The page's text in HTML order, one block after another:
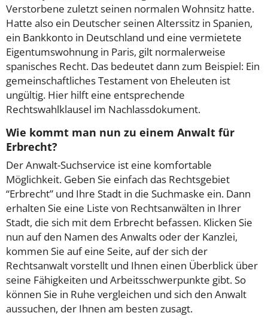
Verstorbene zuletzt seinen normalen Wohnsitz hatte.
Hatte also ein Deutscher seinen Alterssitz in Spanien,
ein Bankkonto in Deutschland und eine vermietete
Eigentumswohnung in Paris, gilt normalerweise
spanisches Recht. Das bedeutet dann zum Beispiel: Ein
gemeinschaftliches Testament von Eheleuten ist
ungültig. Hier hilft eine entsprechende
Rechtswahlklausel im Nachlassdokument.
Wie kommt man nun zu einem Anwalt für
Erbrecht?
Der Anwalt-Suchservice ist eine komfortable
Möglichkeit. Geben Sie einfach das Rechtsgebiet
“Erbrecht” und Ihre Stadt in die Suchmaske ein. Dann
erhalten Sie eine Liste von Rechtsanwälten in Ihrer
Stadt, die sich mit dem Erbrecht befassen. Klicken Sie
nun auf den Namen des Anwalts oder der Kanzlei,
kommen Sie auf eine Seite, auf der sich der
Rechtsanwalt vorstellt und Ihnen einen Überblick über
seine Fähigkeiten und Arbeitsschwerpunkte gibt. So
können Sie in Ruhe vergleichen und sich den Anwalt
aussuchen, der Ihnen am besten zusagt.